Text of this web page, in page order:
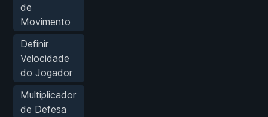
de
Movimento
Definir
Velocidade
do Jogador
Multiplicador
de Defesa